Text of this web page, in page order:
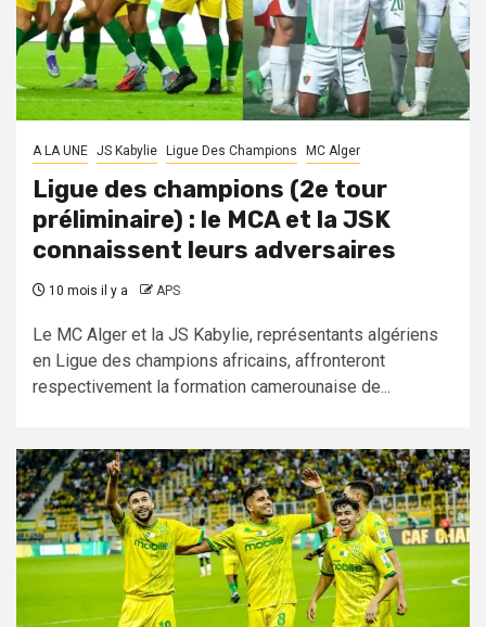
A LA UNE JS Kabylie Ligue Des Champions MC Alger
Ligue des champions (2e tour
préliminaire) : le MCA et la JSK
connaissent leurs adversaires
10 mois il y a APS
Le MC Alger et la JS Kabylie, représentants algériens
en Ligue des champions africains, affronteront
respectivement la formation camerounaise de...